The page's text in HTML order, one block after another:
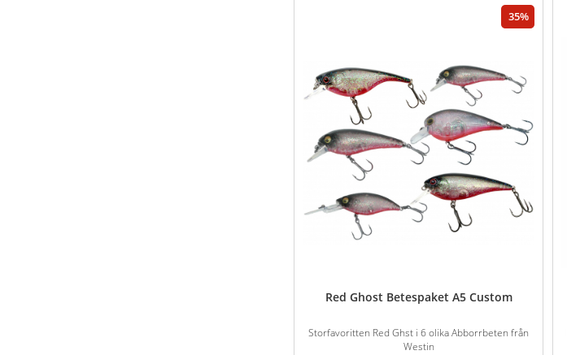
35
Red Ghost Betespaket A5 Custom
Storfavoritten Red Ghst i 6 olika Abborrbeten från
Westin